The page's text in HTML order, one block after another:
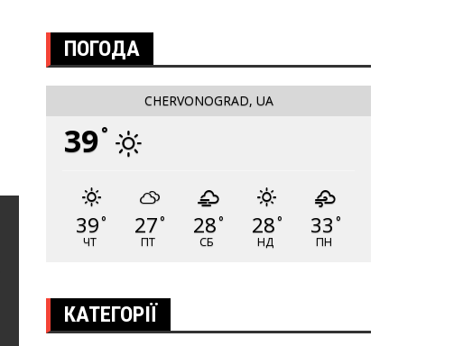
ПОГОДА
CHERVONOGRAD, UA
39°
39°
ЧТ
27°
ПТ
28°
СБ
28°
НД
33 °
ПН
КАТЕГОРІЇ